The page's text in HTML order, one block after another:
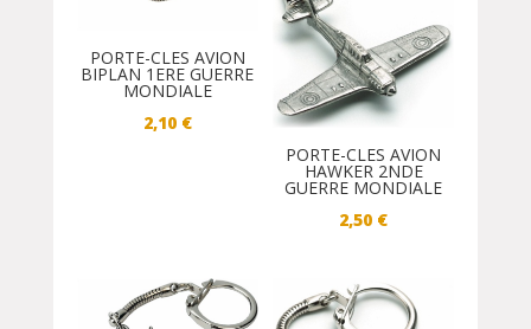
PORTE-CLES AVION
BIPLAN 1ERE GUERRE
MONDIALE
2,10 €
PORTE-CLES AVION
HAWKER 2NDE
GUERRE MONDIALE
2,50 €